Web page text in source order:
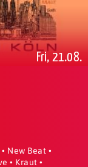
Fri, 21.08.
New Beat •
• Kraut •